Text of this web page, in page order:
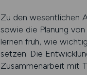
Zu den wesentlichen
sowie die Planung
lernen früh, wie
setzen. Die
Zusammenarbeit mit